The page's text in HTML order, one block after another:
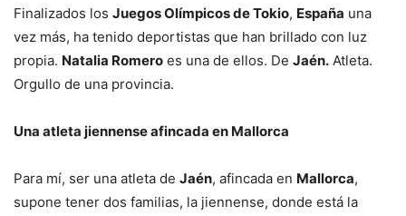
Finalizados los Juegos Olímpicos de Tokio, España una
vez más, ha tenido deportistas que han brillado con luz
propia. Natalia Romero es una de ellos. De Jaén. Atleta.
Orgullo de una provincia.
Una atleta jiennense afincada en Mallorca
Para mí, ser una atleta de Jaén, afincada en Mallorca,
supone tener dos familias, la jiennense, donde está la